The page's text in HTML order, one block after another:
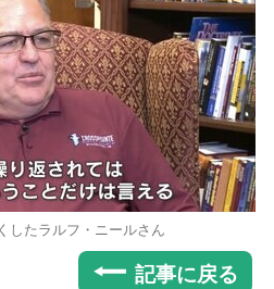
したラルフ・ニールさん
記事に戻る